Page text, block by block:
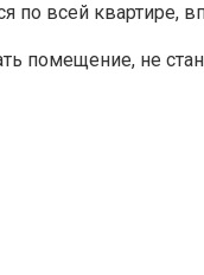
по всей
не